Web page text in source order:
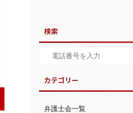
検索
カテゴリー
弁護士会一覧